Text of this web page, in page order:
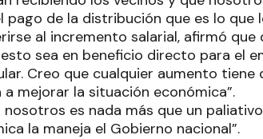
pago de la distribución que es lo que
al incremento salarial, afirmó
sea en beneficio directo para el
Creo que cualquier aumento tiene
mejorar la situación económica”.
nosotros es nada más que un
la maneja el Gobierno nacional”.